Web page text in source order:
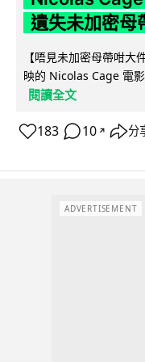
遺失未加密母
【唔見未加密母帶咁
映的 Nicolas Cage 電
閱讀全文
183 10 ↗ 分
ADVERTISEMENT